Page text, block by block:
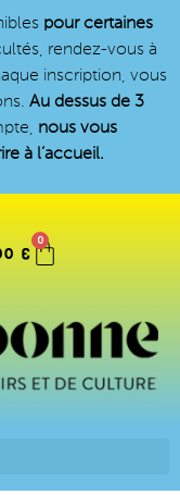
pour certaines
rendez-vous à
inscription, vous
Au dessus de 3
nous vous
à l’accueil.
€
0